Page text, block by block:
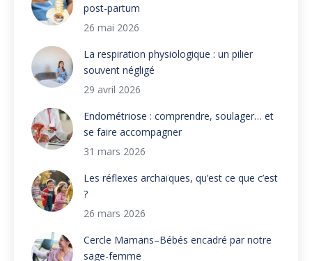
post-partum
26 mai 2026
La respiration physiologique : un pilier
souvent négligé
29 avril 2026
Endométriose : comprendre, soulager… et
se faire accompagner
31 mars 2026
Les réflexes archaïques, qu’est ce que c’est
?
26 mars 2026
Cercle Mamans–Bébés encadré par notre
sage-femme